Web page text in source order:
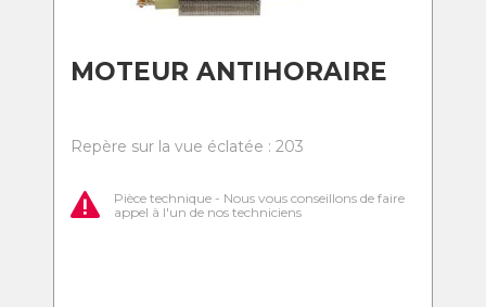
MOTEUR ANTIHORAIRE
Repère sur la vue éclatée : 203
Pièce technique - Nous vous conseillons de faire
appel à l'un de nos techniciens